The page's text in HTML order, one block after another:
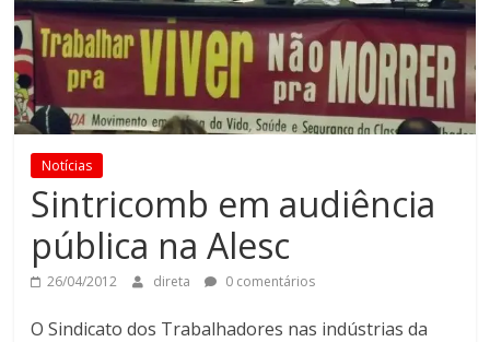
Notícias
Sintricomb em audiência
pública na Alesc
26/04/2012 direta 0 comentários
O Sindicato dos Trabalhadores nas indústrias da